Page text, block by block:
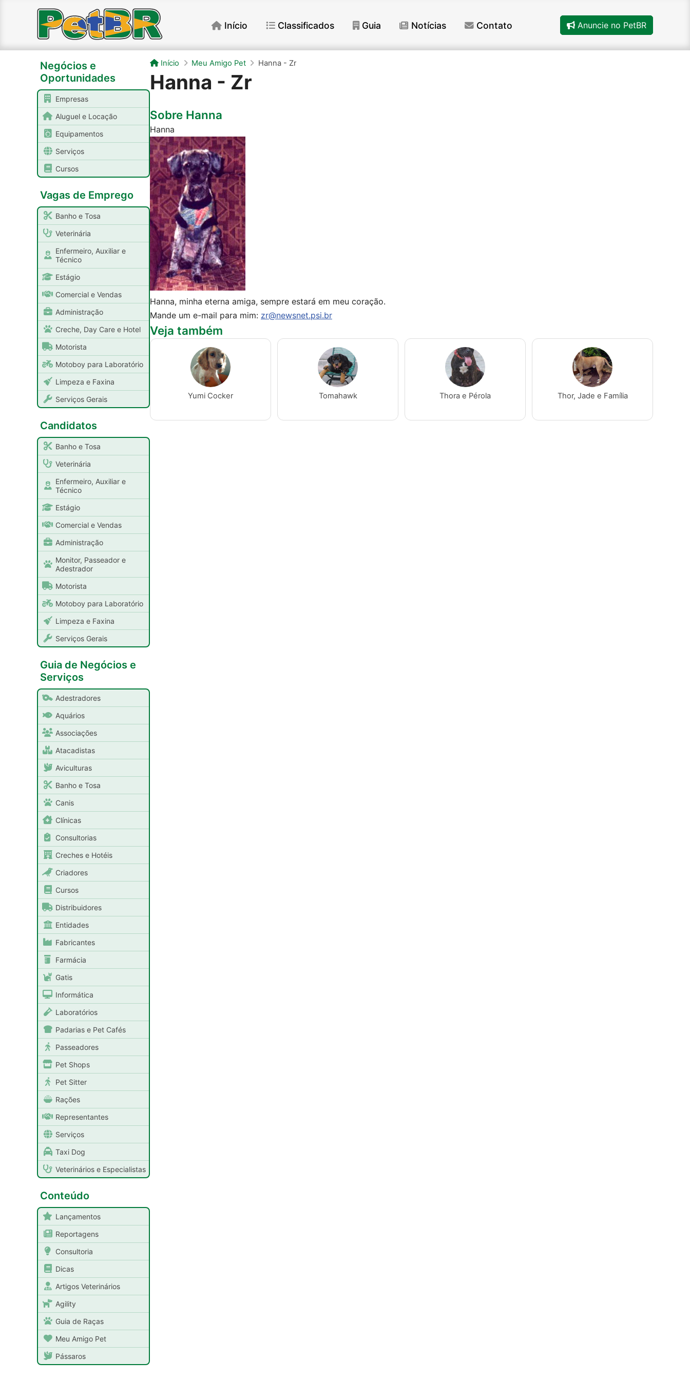
Início Classificados Guia Notícias Contato Anuncie no PetBR
Negócios e
Oportunidades
Empresas
Aluguel e Locação
Equipamentos
Serviços
Cursos
Vagas de Emprego
Banho e Tosa
Veterinária
Enfermeiro, Auxiliar e
Técnico
Estágio
Comercial e Vendas
Administração
Creche, Day Care e Hotel
Motorista
Motoboy para Laboratório
Limpeza e Faxina
Serviços Gerais
Candidatos
Banho e Tosa
Veterinária
Enfermeiro, Auxiliar e
Técnico
Estágio
Comercial e Vendas
Administração
Monitor, Passeador e
Adestrador
Motorista
Motoboy para Laboratório
Limpeza e Faxina
Serviços Gerais
Guia de Negócios e
Serviços
Adestradores
Aquários
Associações
Atacadistas
Aviculturas
Banho e Tosa
Canis
Clínicas
Consultorias
Creches e Hotéis
Criadores
Cursos
Distribuidores
Entidades
Fabricantes
Farmácia
Gatis
Informática
Laboratórios
Padarias e Pet Cafés
Passeadores
Pet Shops
Pet Sitter
Rações
Representantes
Serviços
Taxi Dog
Veterinários e Especialistas
Conteúdo
Lançamentos
Reportagens
Consultoria
Dicas
Artigos Veterinários
Agility
Guia de Raças
Meu Amigo Pet
Pássaros
Início Meu Amigo Pet Hanna - Zr
Hanna - Zr
Sobre Hanna
Hanna
Hanna, minha eterna amiga, sempre estará em meu coração.
Mande um e-mail para mim: zr@newsnet.psi.br
Veja também
Yumi Cocker Tomahawk Thora e Pérola Thor, Jade e Família